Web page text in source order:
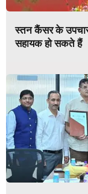
स्तन कैंसर के उपचार
सहायक हो सकते हैं